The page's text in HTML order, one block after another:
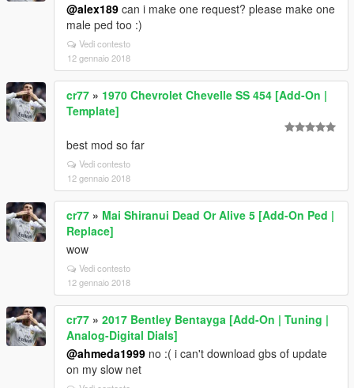
@alex189 can i make one request? please make one
male ped too :)
Vedi contesto
12 gennaio 2018
cr77 » 1970 Chevrolet Chevelle SS 454 [Add-On |
Template]
best mod so far
Vedi contesto
12 gennaio 2018
cr77 » Mai Shiranui Dead Or Alive 5 [Add-On Ped |
Replace]
wow
Vedi contesto
12 gennaio 2018
cr77 » 2017 Bentley Bentayga [Add-On | Tuning |
Analog-Digital Dials]
@ahmeda1999 no :( i can't download gbs of update
on my slow net